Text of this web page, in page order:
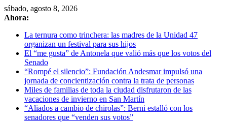
Skip
to
sábado, agosto 8, 2026
Ahora:
La ternura como trinchera: las madres de la Unidad 47
organizan un festival para sus hijos
El “me gusta” de Antonela que valió más que los votos del
Senado
“Rompé el silencio”: Fundación Andesmar impulsó una
jornada de concientización contra la trata de personas
Miles de familias de toda la ciudad disfrutaron de las
vacaciones de invierno en San Martín
“Aliados a cambio de chirolas”: Berni estalló con los
senadores que “venden sus votos”